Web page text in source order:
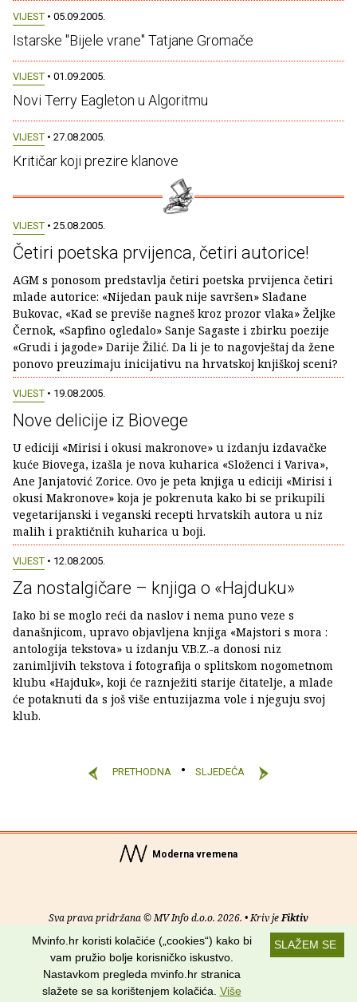
VIJEST • 05.09.2005.
Istarske "Bijele vrane" Tatjane Gromače
VIJEST • 01.09.2005.
Novi Terry Eagleton u Algoritmu
VIJEST • 27.08.2005.
Kritičar koji prezire klanove
VIJEST • 25.08.2005.
Četiri poetska prvijenca, četiri autorice!
AGM s ponosom predstavlja četiri poetska prvijenca četiri
mlade autorice: «Nijedan pauk nije savršen» Slađane
Bukovac, «Kad se previše nagneš kroz prozor vlaka» Željke
Černok, «Sapfino ogledalo» Sanje Sagaste i zbirku poezije
«Grudi i jagode» Darije Žilić. Da li je to nagovještaj da žene
ponovo preuzimaju inicijativu na hrvatskoj knjiškoj sceni?
VIJEST • 19.08.2005.
Nove delicije iz Biovege
U ediciji «Mirisi i okusi makronove» u izdanju izdavačke
kuće Biovega, izašla je nova kuharica «Složenci i Variva»,
Ane Janjatović Zorice. Ovo je peta knjiga u ediciji «Mirisi i
okusi Makronove» koja je pokrenuta kako bi se prikupili
vegetarijanski i veganski recepti hrvatskih autora u niz
malih i praktičnih kuharica u boji.
VIJEST • 12.08.2005.
Za nostalgičare – knjiga o «Hajduku»
Iako bi se moglo reći da naslov i nema puno veze s
današnjicom, upravo objavljena knjiga «Majstori s mora :
antologija tekstova» u izdanju V.B.Z.-a donosi niz
zanimljivih tekstova i fotografija o splitskom nogometnom
klubu «Hajduk», koji će raznježiti starije čitatelje, a mlade
će potaknuti da s još više entuzijazma vole i njeguju svoj
klub.
PRETHODNA SLJEDEĆA
Moderna vremena
Sva prava pridržana © MV Info d.o.o. 2026. • Kriv jeFiktiv
Uvjeti korištenja RSS kanali
Potraži nas na:
SLAŽEM SE
Mvinfo.hr koristi kolačiće („cookies“) kako bi
vam pružio bolje korisničko iskustvo.
Nastavkom pregleda mvinfo.hr stranica
slažete se sa korištenjem kolačića. Više